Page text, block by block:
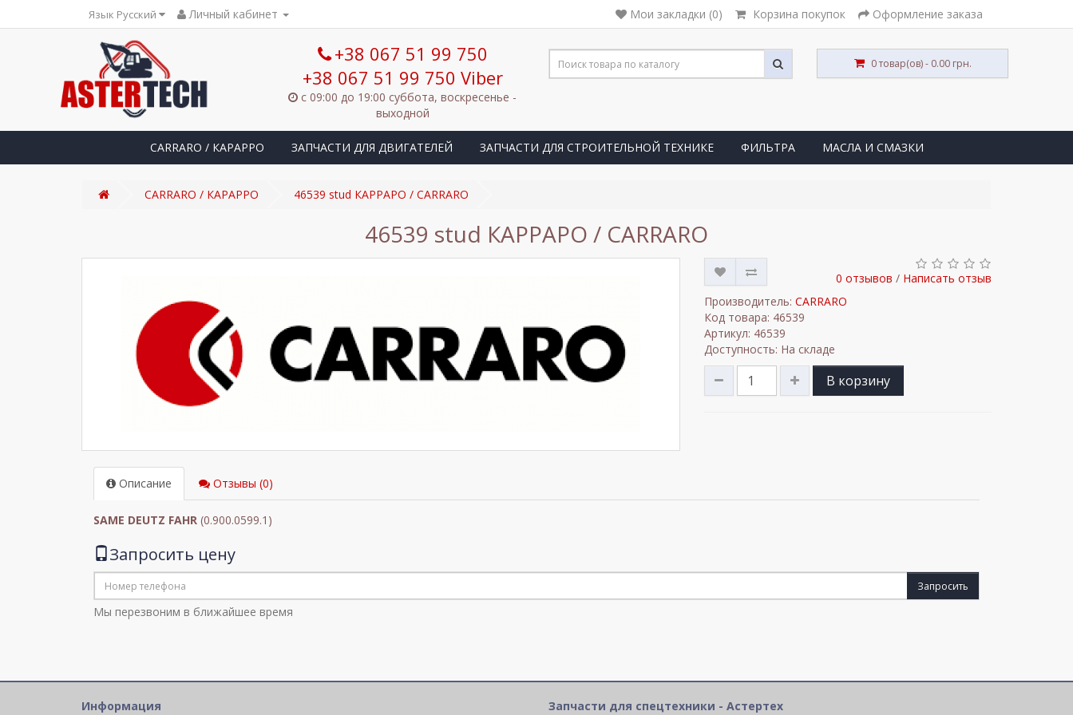
Язык Русский Личный кабинет Мои закладки (0) Корзина покупок Оформление заказа
+38 067 51 99 750
+38 067 51 99 750 Viber
с 09:00 до 19:00 суббота, воскресенье -
выходной
0 товар(ов) - 0.00 грн.
CARRARO / КАРАРРО ЗАПЧАСТИ ДЛЯ ДВИГАТЕЛЕЙ ЗАПЧАСТИ ДЛЯ СТРОИТЕЛЬНОЙ ТЕХНИКЕ ФИЛЬТРА МАСЛА И СМАЗКИ
CARRARO / КАРАРРО 46539 stud КАРРАРО / CARRARO
46539 stud КАРРАРО / CARRARO
0 отзывов / Написать отзыв
Производитель: CARRARO
Код товара: 46539
Артикул: 46539
Доступность: На складе
В корзину
Описание Отзывы (0)
SAME DEUTZ FAHR (0.900.0599.1)
Запросить цену
Запросить
Мы перезвоним в ближайшее время
Информация Запчасти для спецтехники - Астертех